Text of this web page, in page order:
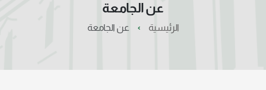
عن الجامعة
الرئيسية عن الجامعة